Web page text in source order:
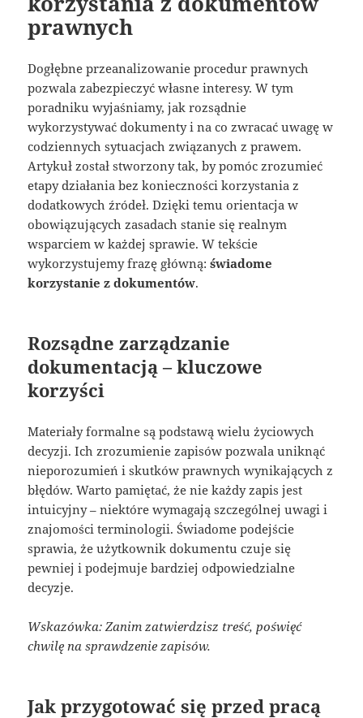
prawnych
Dogłębne przeanalizowanie procedur prawnych
pozwala zabezpieczyć własne interesy. W tym
poradniku wyjaśniamy, jak rozsądnie
wykorzystywać dokumenty i na co zwracać uwagę w
codziennych sytuacjach związanych z prawem.
Artykuł został stworzony tak, by pomóc zrozumieć
etapy działania bez konieczności korzystania z
dodatkowych źródeł. Dzięki temu orientacja w
obowiązujących zasadach stanie się realnym
wsparciem w każdej sprawie. W tekście
wykorzystujemy frazę główną:świadome
korzystanie z dokumentów.
Rozsądne zarządzanie
dokumentacją – kluczowe
korzyści
Materiały formalne są podstawą wielu życiowych
decyzji. Ich zrozumienie zapisów pozwala uniknąć
nieporozumień i skutków prawnych wynikających z
błędów. Warto pamiętać, że nie każdy zapis jest
intuicyjny – niektóre wymagają szczególnej uwagi i
znajomości terminologii. Świadome podejście
sprawia, że użytkownik dokumentu czuje się
pewniej i podejmuje bardziej odpowiedzialne
decyzje.
Wskazówka: Zanim zatwierdzisz treść, poświęć
chwilę na sprawdzenie zapisów.
Jak przygotować się przed pracą